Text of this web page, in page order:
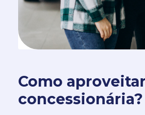
Como
concessionária?